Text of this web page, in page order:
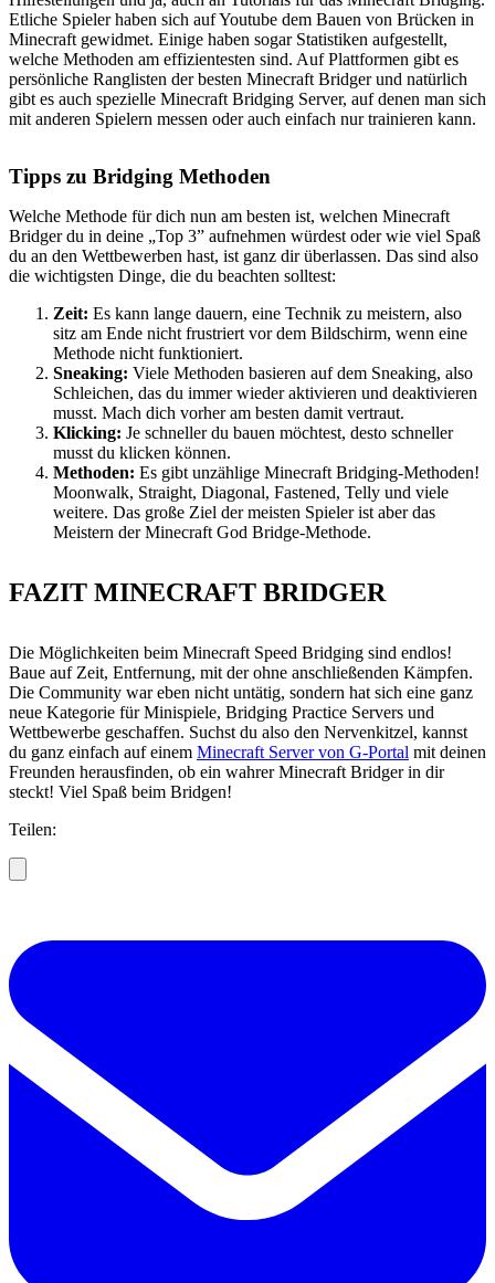
Etliche Spieler haben sich auf Youtube dem Bauen von Brücken in
Minecraft gewidmet. Einige haben sogar Statistiken aufgestellt,
welche Methoden am effizientesten sind. Auf Plattformen gibt es
persönliche Ranglisten der besten Minecraft Bridger und natürlich
gibt es auch spezielle Minecraft Bridging Server, auf denen man sich
mit anderen Spielern messen oder auch einfach nur trainieren kann.
Tipps zu Bridging Methoden
Welche Methode für dich nun am besten ist, welchen Minecraft
Bridger du in deine „Top 3” aufnehmen würdest oder wie viel Spaß
du an den Wettbewerben hast, ist ganz dir überlassen. Das sind also
die wichtigsten Dinge, die du beachten solltest:
Zeit: Es kann lange dauern, eine Technik zu meistern, also
sitz am Ende nicht frustriert vor dem Bildschirm, wenn eine
Methode nicht funktioniert.
Sneaking: Viele Methoden basieren auf dem Sneaking, also
Schleichen, das du immer wieder aktivieren und deaktivieren
musst. Mach dich vorher am besten damit vertraut.
Klicking: Je schneller du bauen möchtest, desto schneller
musst du klicken können.
Methoden: Es gibt unzählige Minecraft Bridging-Methoden!
Moonwalk, Straight, Diagonal, Fastened, Telly und viele
weitere. Das große Ziel der meisten Spieler ist aber das
Meistern der Minecraft God Bridge-Methode.
FAZIT MINECRAFT BRIDGER
Die Möglichkeiten beim Minecraft Speed Bridging sind endlos!
Baue auf Zeit, Entfernung, mit der ohne anschließenden Kämpfen.
Die Community war eben nicht untätig, sondern hat sich eine ganz
neue Kategorie für Minispiele, Bridging Practice Servers und
Wettbewerbe geschaffen. Suchst du also den Nervenkitzel, kannst
du ganz einfach auf einem Minecraft Server von G-Portal mit deinen
Freunden herausfinden, ob ein wahrer Minecraft Bridger in dir
steckt! Viel Spaß beim Bridgen!
Teilen: